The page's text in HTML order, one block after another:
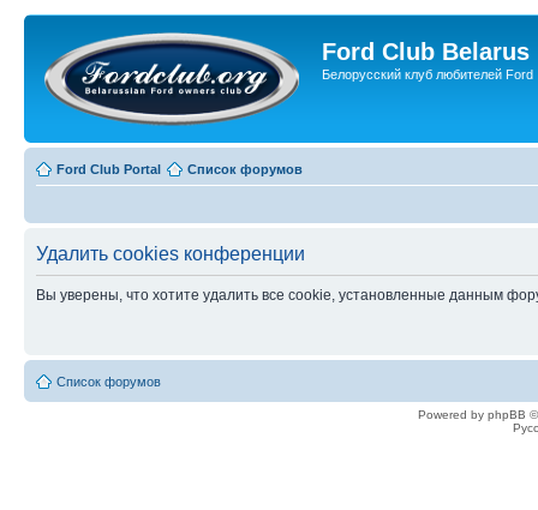
Ford Club Belarus
Белорусский клуб любителей Ford
Ford Club Portal Список форумов
Удалить cookies конференции
Вы уверены, что хотите удалить все cookie, установленные данным
Список форумов
Powered by phpBB